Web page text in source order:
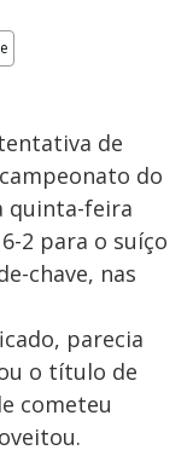
tentativa de
do
quinta-feira
2 para o suíço
chave, nas
parecia
o título de
cometeu